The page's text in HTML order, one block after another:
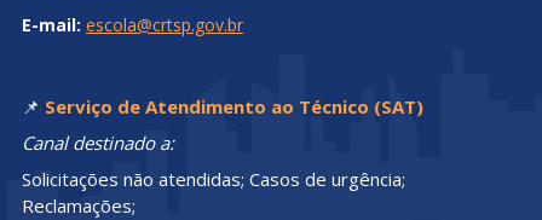
E-mail: escola@crtsp.gov.br
📌 Serviço de Atendimento ao Técnico (SAT)
Canal destinado a:
Solicitações não atendidas; Casos de urgência;
Reclamações;